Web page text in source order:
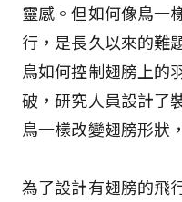
靈感。但如何像鳥一
行，是長久以來的難
鳥如何控制翅膀上的
破，研究人員設計了
鳥一樣改變翅膀形狀
為了設計有翅膀的飛